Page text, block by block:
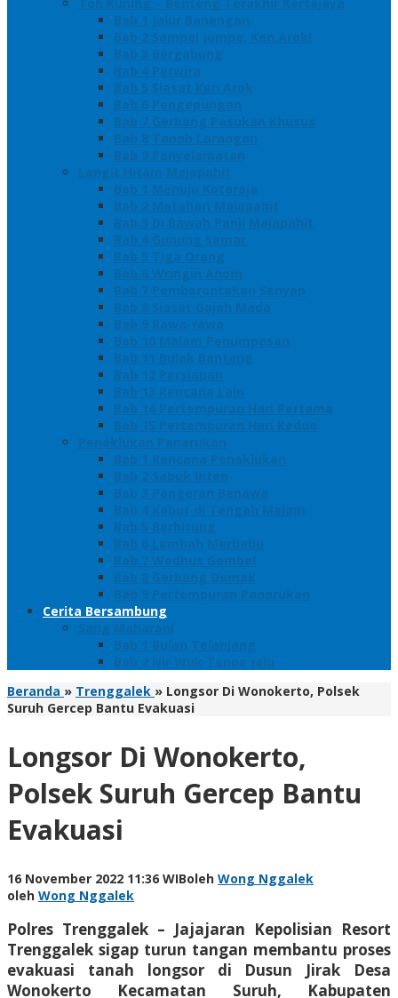
Bab 1 Jalur Banengan
Bab 2 Sampai Jumpa, Ken Arok!
Bab 3 Bergabung
Bab 4 Perwira
Bab 5 Siasat Ken Arok
Bab 6 Pengepungan
Bab 7 Gerbang Pasukan Khusus
Bab 8 Tanah Larangan
Bab 9 Penyelamatan
Langit Hitam Majapahit
Bab 1 Menuju Kotaraja
Bab 2 Matahari Majapahit
Bab 3 Di Bawah Panji Majapahit
Bab 4 Gunung Semar
Bab 5 Tiga Orang
Bab 6 Wringin Anom
Bab 7 Pemberontakan Senyap
Bab 8 Siasat Gajah Mada
Bab 9 Rawa-rawa
Bab 10 Malam Penumpasan
Bab 11 Bulak Banteng
Bab 12 Persiapan
Bab 13 Rencana Lain
Bab 14 Pertempuran Hari Pertama
Bab 15 Pertempuran Hari Kedua
Penaklukan Panarukan
Bab 1 Rencana Penaklukan
Bab 2 Sabuk Inten
Bab 3 Pangeran Benawa
Bab 4 Kabut di Tengah Malam
Bab 5 Berhitung
Bab 6 Lembah Merbabu
Bab 7 Wedhus Gembel
Bab 8 Gerbang Demak
Bab 9 Pertempuran Panarukan
Cerita Bersambung
Sang Maharani
Bab 1 Bulan Telanjang
Bab 2 Nir Wuk Tanpa Jalu
Beranda » Trenggalek » Longsor Di Wonokerto, Polsek
Suruh Gercep Bantu Evakuasi
Longsor Di Wonokerto,
Polsek Suruh Gercep Bantu
Evakuasi
16 November 2022 11:36 WIBoleh Wong Nggalek
oleh Wong Nggalek
Polres Trenggalek – Jajajaran Kepolisian Resort
Trenggalek sigap turun tangan membantu proses
evakuasi tanah longsor di Dusun Jirak Desa
Wonokerto Kecamatan Suruh, Kabupaten